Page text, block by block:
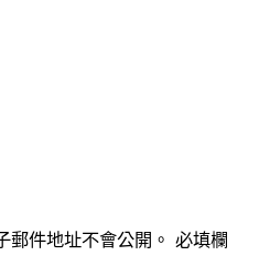
郵件地址不會公開。 必填欄